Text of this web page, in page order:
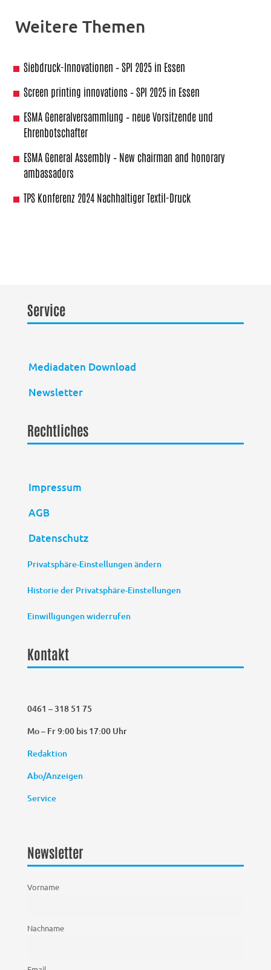
Weitere Themen
Siebdruck-Innovationen – SPI 2025 in Essen
Screen printing innovations – SPI 2025 in Essen
ESMA Generalversammlung – neue Vorsitzende und
Ehrenbotschafter
ESMA General Assembly – New chairman and honorary
ambassadors
TPS Konferenz 2024 Nachhaltiger Textil-Druck
Service
Mediadaten Download
Newsletter
Rechtliches
Impressum
AGB
Datenschutz
Privatsphäre-Einstellungen ändern
Historie der Privatsphäre-Einstellungen
Einwilligungen widerrufen
Kontakt
0461 – 318 51 75
Mo – Fr 9:00 bis 17:00 Uhr
Redaktion
Abo/Anzeigen
Service
Newsletter
Vorname
Nachname